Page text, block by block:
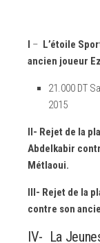
– L’étoile
ancien joueur
21.000 DT
2015
II- Rejet de la
Abdelkabir
Métlaoui.
III- Rejet de la
contre son
IV- La